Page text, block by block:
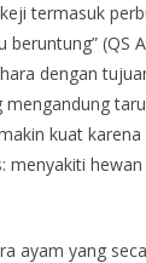
termasuk
(QS
dengan
mengandung
kuat
menyakiti
ayam yang